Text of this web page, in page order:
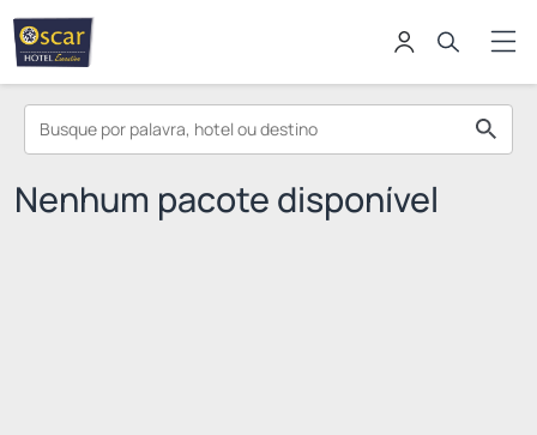
Nenhum pacote disponível